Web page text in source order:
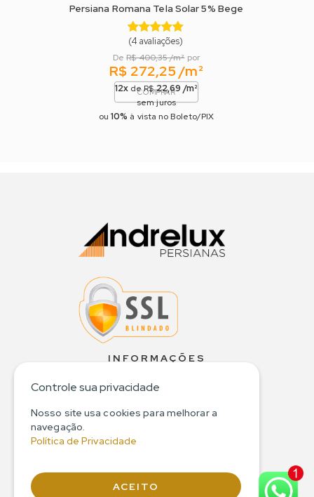
Persiana Romana Tela Solar 5% Bege
(4 avaliações)
DeR$ 400,35 /m²por
R$ 272,25 /m²
12xde R$22,69 /m²
sem juros
ou 10% à vista no Boleto/PIX
COMPRAR
INFORMAÇÕES
Termos e Condições
Política de Entrega
Contato
Controle sua privacidade
Nosso site usa cookies para melhorar a
navegação.
Política de Privacidade
ACEITO